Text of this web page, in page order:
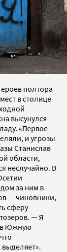
полтора
в столице
высунулся
«Первое
и угрозы
Станислав
области,
неслучайно. В
за ним в
— чиновники,
сферу
— Я
Южную
выделяет».